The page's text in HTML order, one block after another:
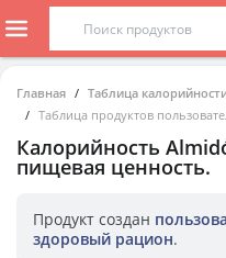
Главная
Таблица
Таблица продуктов
Калорийность
пищевая ценность.
Продукт создан
здоровый рацион.